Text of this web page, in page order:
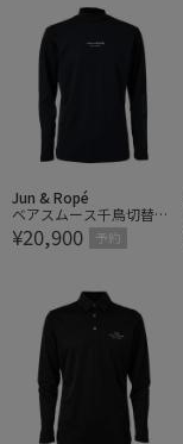
Jun & Ropé
ベアスムース千鳥切替長
袖プルオーバー/UV・吸
水・接触冷感
¥20,900 予約